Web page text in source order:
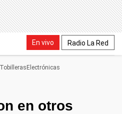
En vivo Radio La Red
TobillerasElectrónicas
en otros